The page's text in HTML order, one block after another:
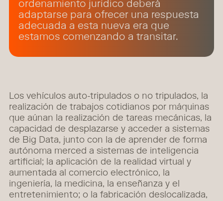
ordenamiento jurídico deberá
adaptarse para ofrecer una respuesta
adecuada a esta nueva era que
estamos comenzando a transitar.
Los vehículos auto-tripulados o no tripulados, la
realización de trabajos cotidianos por máquinas
que aúnan la realización de tareas mecánicas, la
capacidad de desplazarse y acceder a sistemas
de Big Data, junto con la de aprender de forma
autónoma merced a sistemas de inteligencia
artificial; la aplicación de la realidad virtual y
aumentada al comercio electrónico, la
ingeniería, la medicina, la enseñanza y el
entretenimiento; o la fabricación deslocalizada,